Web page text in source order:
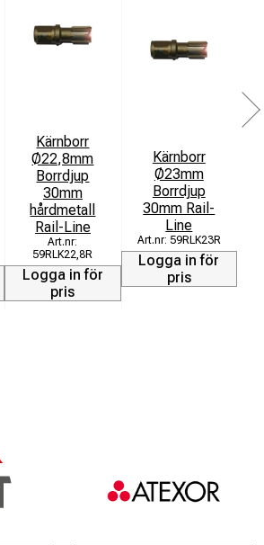
Kärnborr
Ø22,8mm
Borrdjup
30mm
hårdmetall
Rail-Line
59RLK22,8R
Logga in för
pris
Kärnborr
Ø23mm
Borrdjup
30mm Rail-
Line
59RLK23R
Logga in för
pris